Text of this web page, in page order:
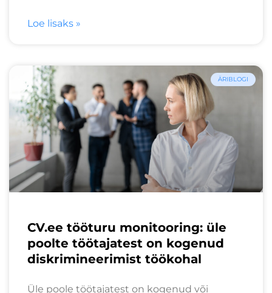
Loe lisaks »
ÄRIBLOGI
CV.ee tööturu monitooring: üle
poolte töötajatest on kogenud
diskrimineerimist töökohal
Üle poole töötajatest on kogenud või